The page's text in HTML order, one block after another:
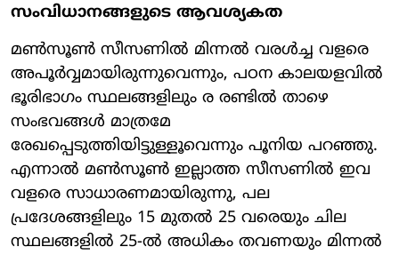
സംവിധാനങ്ങളുടെ ആവശ്യകത
മൺസൂൺ സീസണിൽ മിന്നൽ വരൾച്ച വളരെ
അപൂർവ്വമായിരുന്നുവെന്നും, പഠന കാലയളവിൽ
ഭൂരിഭാഗം സ്ഥലങ്ങളിലും ര രണ്ടിൽ താഴെ
സംഭവങ്ങൾ മാത്രമേ
രേഖപ്പെടുത്തിയിട്ടുള്ളൂവെന്നും പൂനിയ പറഞ്ഞു.
എന്നാൽ മൺസൂൺ ഇല്ലാത്ത സീസണിൽ ഇവ
വളരെ സാധാരണമായിരുന്നു, പല
പ്രദേശങ്ങളിലും 15 മുതൽ 25 വരെയും ചില
സ്ഥലങ്ങളിൽ 25-ൽ അധികം തവണയും മിന്നൽ